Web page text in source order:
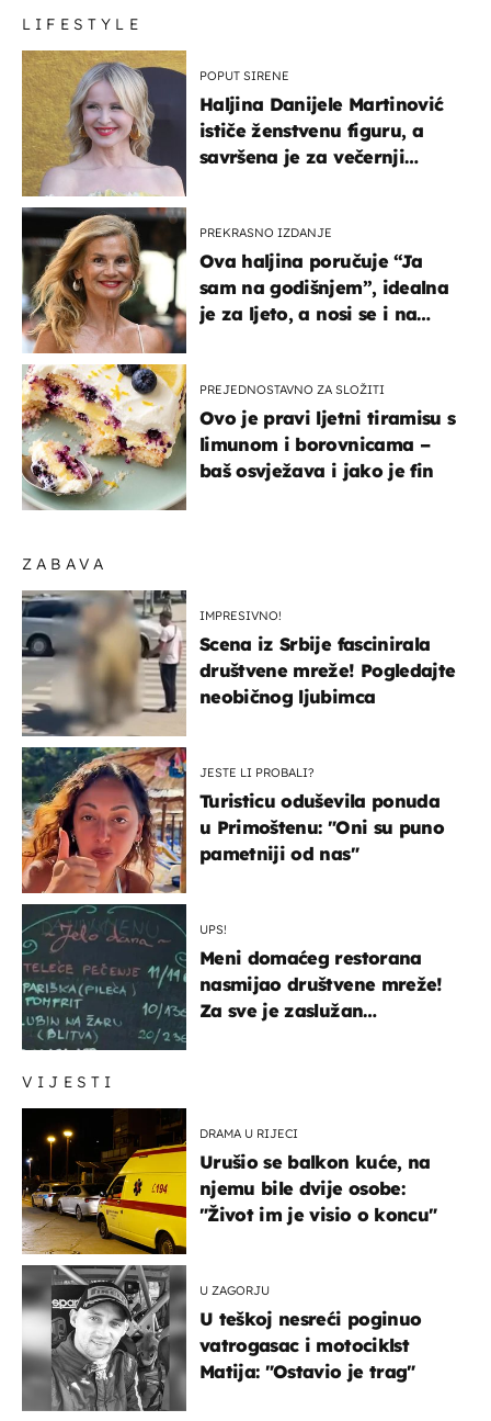
VIJESTI
DRAMA U RIJECI
Urušio se balkon kuće, na
njemu bile dvije osobe:
"Život im je visio o koncu"
U ZAGORJU
U teškoj nesreći poginuo
vatrogasac i motociklst
Matija: "Ostavio je trag"
ZABAVA
IMPRESIVNO!
Scena iz Srbije fascinirala
društvene mreže! Pogledajte
neobičnog ljubimca
JESTE LI PROBALI?
Turisticu oduševila ponuda
u Primoštenu: "Oni su puno
pametniji od nas"
UPS!
Meni domaćeg restorana
nasmijao društvene mreže!
Za sve je zaslužan
LIFESTYLE
POPUT SIRENE
Haljina Danijele Martinović
ističe ženstvenu figuru, a
savršena je za večernji
PREKRASNO IZDANJE
Ova haljina poručuje “Ja
sam na godišnjem”, idealna
je za ljeto, a nosi se i na
PREJEDNOSTAVNO ZA SLOŽITI
Ovo je pravi ljetni tiramisu s
limunom i borovnicama –
baš osvježava i jako je fin